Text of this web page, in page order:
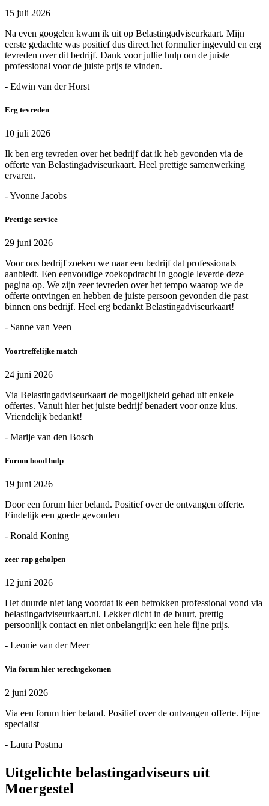
15 juli 2026
Na even googelen kwam ik uit op Belastingadviseurkaart. Mijn
eerste gedachte was positief dus direct het formulier ingevuld en erg
tevreden over dit bedrijf. Dank voor jullie hulp om de juiste
professional voor de juiste prijs te vinden.
- Edwin van der Horst
Erg tevreden
10 juli 2026
Ik ben erg tevreden over het bedrijf dat ik heb gevonden via de
offerte van Belastingadviseurkaart. Heel prettige samenwerking
ervaren.
- Yvonne Jacobs
Prettige service
29 juni 2026
Voor ons bedrijf zoeken we naar een bedrijf dat professionals
aanbiedt. Een eenvoudige zoekopdracht in google leverde deze
pagina op. We zijn zeer tevreden over het tempo waarop we de
offerte ontvingen en hebben de juiste persoon gevonden die past
binnen ons bedrijf. Heel erg bedankt Belastingadviseurkaart!
- Sanne van Veen
Voortreffelijke match
24 juni 2026
Via Belastingadviseurkaart de mogelijkheid gehad uit enkele
offertes. Vanuit hier het juiste bedrijf benadert voor onze klus.
Vriendelijk bedankt!
- Marije van den Bosch
Forum bood hulp
19 juni 2026
Door een forum hier beland. Positief over de ontvangen offerte.
Eindelijk een goede gevonden
- Ronald Koning
zeer rap geholpen
12 juni 2026
Het duurde niet lang voordat ik een betrokken professional vond via
belastingadviseurkaart.nl. Lekker dicht in de buurt, prettig
persoonlijk contact en niet onbelangrijk: een hele fijne prijs.
- Leonie van der Meer
Via forum hier terechtgekomen
2 juni 2026
Via een forum hier beland. Positief over de ontvangen offerte. Fijne
specialist
- Laura Postma
Uitgelichte belastingadviseurs uit
Moergestel